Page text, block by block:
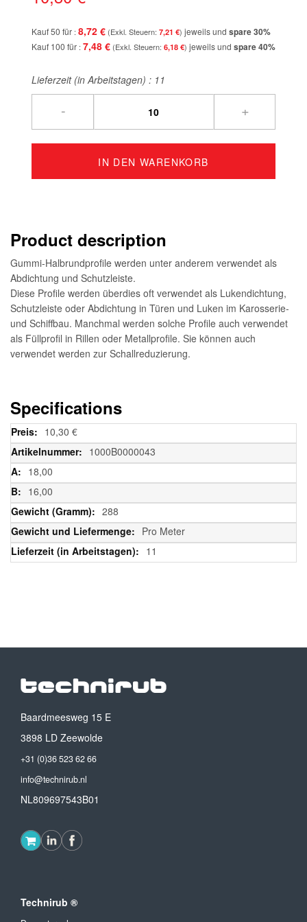
Kauf 50 für 8,72 € 7,21 € jeweils und spare30%
Kauf 100 für 7,48 € 6,18 € jeweils und spare40%
Lieferzeit (in Arbeitstagen) : 11
- +
IN DEN WARENKORB
Product description
Gummi-Halbrundprofile werden unter anderem verwendet als
Abdichtung und Schutzleiste.
Diese Profile werden überdies oft verwendet als Lukendichtung,
Schutzleiste oder Abdichtung in Türen und Luken im Karosserie-
und Schiffbau. Manchmal werden solche Profile auch verwendet
als Füllprofil in Rillen oder Metallprofile. Sie können auch
verwendet werden zur Schallreduzierung.
Specifications
Weitere
Informationen
10,30 €
1000B0000043
18,00
16,00
288
Pro Meter
11
Baardmeesweg 15 E
3898 LD Zeewolde
+31 (0)36 523 62 66
info@technirub.nl
NL809697543B01
Technirub ®